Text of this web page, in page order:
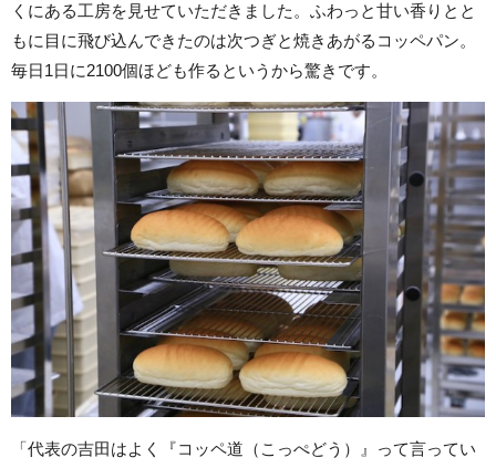
くにある工房を見せていただきました。ふわっと甘い香りとと
もに目に飛び込んできたのは次つぎと焼きあがるコッペパン。
毎日1日に2100個ほども作るというから驚きです。
「代表の吉田はよく『コッペ道（こっぺどう）』って言ってい